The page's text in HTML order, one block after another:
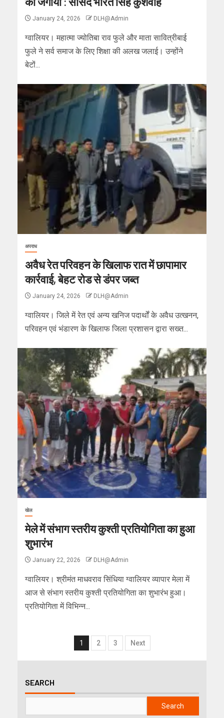
January 24, 2026 DLH@Admin
ग्वालियर। महात्मा ज्योतिबा राव फुले और माता सावित्रीबाई
फुले ने सर्व समाज के लिए शिक्षा की अलख जलाई। उन्होंने
बेटों...
अपराध
अवैध रेत परिवहन के खिलाफ रात में छापामार
कार्रवाई, बेहट रोड से डंपर जब्त
January 24, 2026 DLH@Admin
ग्वालियर। जिले में रेत एवं अन्य खनिज पदार्थों के अवैध उत्खनन,
परिवहन एवं भंडारण के खिलाफ जिला प्रशासन द्वारा सख्त...
खेल
मेले में संभाग स्तरीय कुश्ती प्रतियोगिता का हुआ
शुभारंभ
January 22, 2026 DLH@Admin
ग्वालियर। श्रीमंत माधवराव सिंधिया ग्वालियर व्यापार मेला में
आज से संभाग स्तरीय कुश्ती प्रतियोगिता का शुभारंभ हुआ।
प्रतियोगिता में विभिन्न...
1 2 3 Next
SEARCH
Search